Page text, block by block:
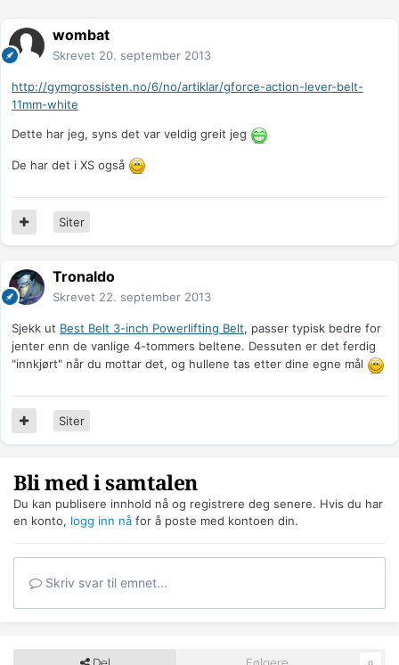
wombat
Skrevet 20. september 2013
http://gymgrossisten.no/6/no/artiklar/gforce-action-lever-belt-
11mm-white
Dette har jeg, syns det var veldig greit jeg
De har det i XS også
Siter
Tronaldo
Skrevet 22. september 2013
Sjekk ut Best Belt 3-inch Powerlifting Belt, passer typisk bedre for
jenter enn de vanlige 4-tommers beltene. Dessuten er det ferdig
"innkjørt" når du mottar det, og hullene tas etter dine egne mål
Siter
Bli med i samtalen
Du kan publisere innhold nå og registrere deg senere. Hvis du har
en konto, logg inn nå for å poste med kontoen din.
Skriv svar til emnet...
0